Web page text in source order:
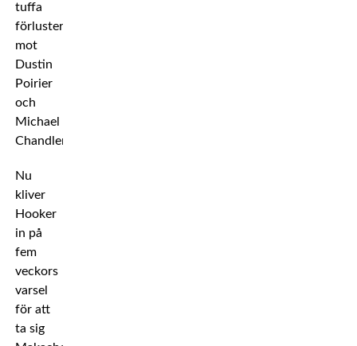
tuffa
förluster
mot
Dustin
Poirier
och
Michael
Chandler.
Nu
kliver
Hooker
in på
fem
veckors
varsel
för att
ta sig